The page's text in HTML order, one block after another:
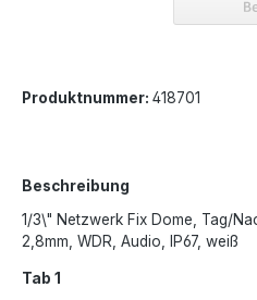
Produktnummer: 418701
Beschreibung
1/3\" Netzwerk Fix Dome, Tag/
2,8mm, WDR, Audio, IP67, weiß
Tab 1